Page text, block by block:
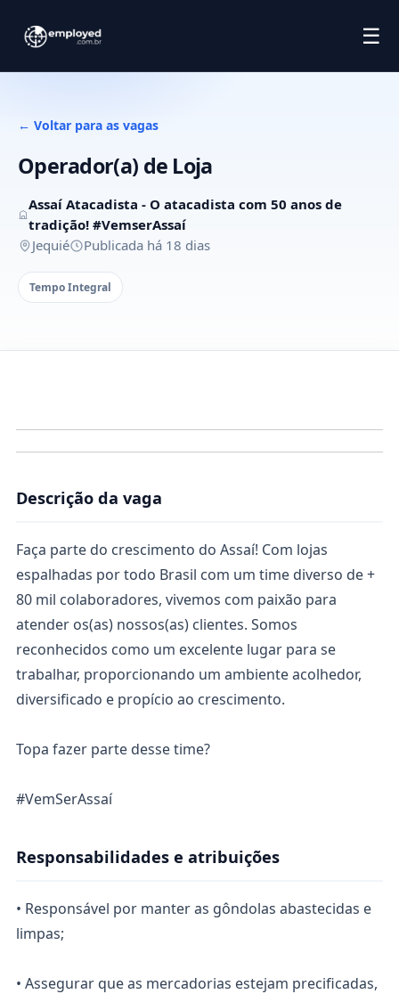
☰
← Voltar para as vagas
Operador(a) de Loja
Assaí Atacadista - O atacadista com 50 anos de
tradição! #VemserAssaí
Jequié
Publicada há 18 dias
Tempo Integral
Descrição da vaga
Faça parte do crescimento do Assaí! Com lojas
espalhadas por todo Brasil com um time diverso de +
80 mil colaboradores, vivemos com paixão para
atender os(as) nossos(as) clientes. Somos
reconhecidos como um excelente lugar para se
trabalhar, proporcionando um ambiente acolhedor,
diversificado e propício ao crescimento.
Topa fazer parte desse time?
#VemSerAssaí
Responsabilidades e atribuições
• Responsável por manter as gôndolas abastecidas e
limpas;
• Assegurar que as mercadorias estejam precificadas,